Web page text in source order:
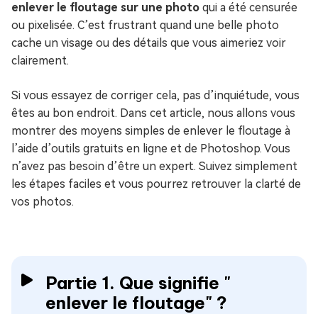
enlever le floutage sur une photo qui a été censurée
ou pixelisée. C’est frustrant quand une belle photo
cache un visage ou des détails que vous aimeriez voir
clairement.
Si vous essayez de corriger cela, pas d’inquiétude, vous
êtes au bon endroit. Dans cet article, nous allons vous
montrer des moyens simples de enlever le floutage à
l’aide d’outils gratuits en ligne et de Photoshop. Vous
n’avez pas besoin d’être un expert. Suivez simplement
les étapes faciles et vous pourrez retrouver la clarté de
vos photos.
Partie 1. Que signifie "
enlever le floutage" ?